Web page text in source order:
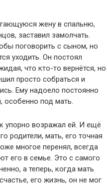
жену в спальню,
заставил замолчать.
поговорить с сыном, но
уходить. Он постоял
что кто-то вернётся, но
просто собраться и
Ему надоело постоянно
особенно под мать.
упорно возражал ей. И ещё
родители, мать, его точная
многое перенял, всегда
его в семье. Это с самого
а теперь, когда мать
его жизнь, он не мог